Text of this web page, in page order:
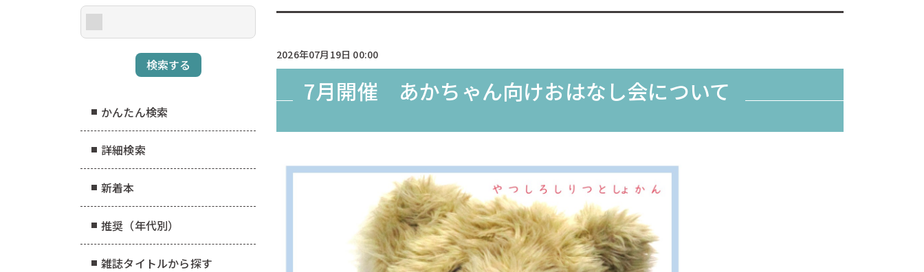
2026年07月19日 00:00
7月開催 あかちゃん向けおはなし会について
かんたん検索
詳細検索
新着本
推奨（年代別）
雑誌タイトルから探す